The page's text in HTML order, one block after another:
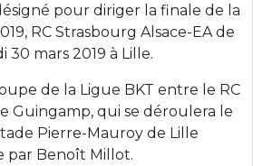
pour diriger la finale de la
RC Strasbourg Alsace-EA de
30 mars 2019 à Lille.
de la Ligue BKT entre le RC
Guingamp, qui se déroulera le
Pierre-Mauroy de Lille
par Benoît Millot.